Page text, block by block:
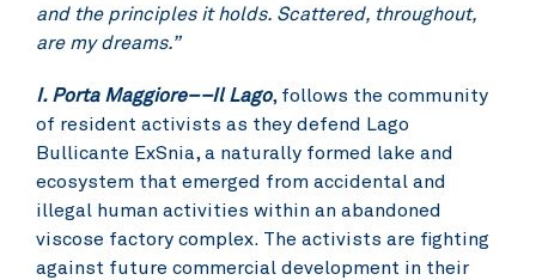
and the principles it holds. Scattered, throughout,
are my dreams.”
I. Porta Maggiore––Il Lago, follows the community
of resident activists as they defend Lago
Bullicante ExSnia, a naturally formed lake and
ecosystem that emerged from accidental and
illegal human activities within an abandoned
viscose factory complex. The activists are fighting
against future commercial development in their